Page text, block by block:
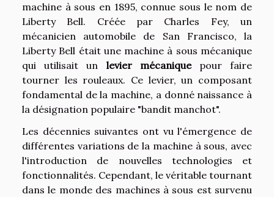
machine à sous en 1895, connue sous le nom de
Liberty Bell. Créée par Charles Fey, un
mécanicien automobile de San Francisco, la
Liberty Bell était une machine à sous mécanique
qui utilisait un levier mécaniquepour faire
tourner les rouleaux. Ce levier, un composant
fondamental de la machine, a donné naissance à
la désignation populaire "bandit manchot".
Les décennies suivantes ont vu l'émergence de
différentes variations de la machine à sous, avec
l'introduction de nouvelles technologies et
fonctionnalités. Cependant, le véritable tournant
dans le monde des machines à sous est survenu